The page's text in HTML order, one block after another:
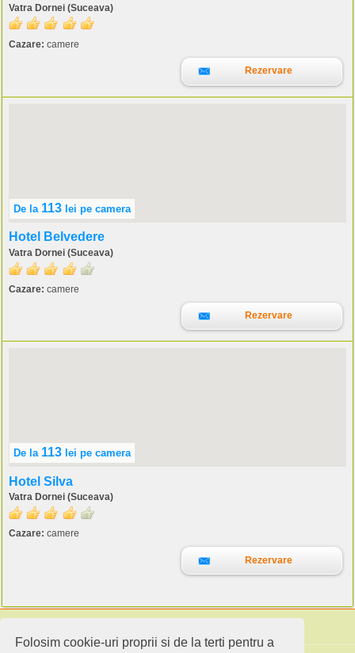
Folosim cookie-uri proprii si de la terti pentru a
Vatra Dornei (Suceava)
Cazare: camere
Rezervare
De la 113 lei pe camera
Hotel Belvedere
Vatra Dornei (Suceava)
Cazare: camere
Rezervare
De la 113 lei pe camera
Hotel Silva
Vatra Dornei (Suceava)
Cazare: camere
Rezervare